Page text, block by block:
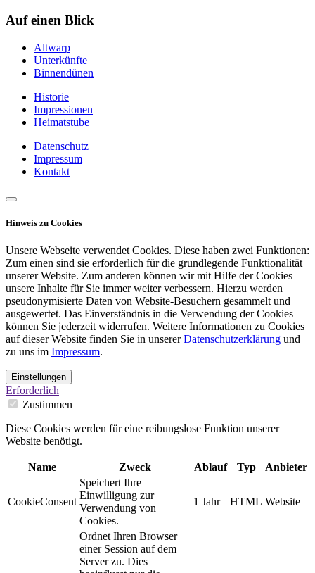
Auf einen Blick
Altwarp
Unterkünfte
Binnendünen
Historie
Impressionen
Heimatstube
Datenschutz
Impressum
Kontakt
Hinweis zu Cookies
Unsere Webseite verwendet Cookies. Diese haben zwei Funktionen:
Zum einen sind sie erforderlich für die grundlegende Funktionalität
unserer Website. Zum anderen können wir mit Hilfe der Cookies
unsere Inhalte für Sie immer weiter verbessern. Hierzu werden
pseudonymisierte Daten von Website-Besuchern gesammelt und
ausgewertet. Das Einverständnis in die Verwendung der Cookies
können Sie jederzeit widerrufen. Weitere Informationen zu Cookies
auf dieser Website finden Sie in unsererDatenschutzerklärung und
zu uns im Impressum.
Einstellungen
Erforderlich
Zustimmen
Diese Cookies werden für eine reibungslose Funktion unserer
Website benötigt.
Name Zweck Ablauf Typ Anbieter
CookieConsent
Speichert Ihre
Einwilligung zur
Verwendung von
Cookies.
1 Jahr HTML Website
Ordnet Ihren Browser
einer Session auf dem
Server zu. Dies